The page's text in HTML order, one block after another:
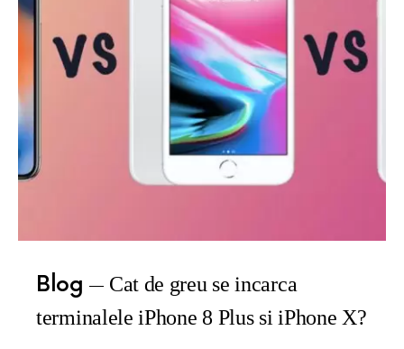
Blog
Cat de greu se incarca
terminalele iPhone 8 Plus si iPhone X?